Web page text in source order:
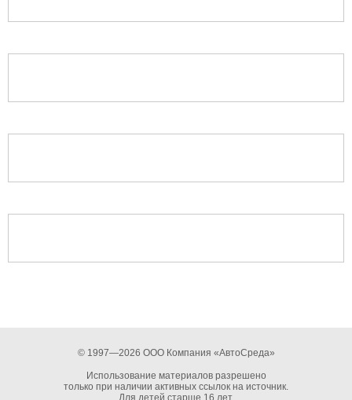
© 1997—2026 ООО Компания «АвтоСреда»
Использование материалов разрешено
только при наличии активных ссылок на источник.
Для детей старше 16 лет.